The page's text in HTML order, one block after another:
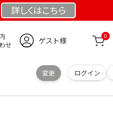
詳しくはこちら
せ
ゲスト様 0
変更 ログイン